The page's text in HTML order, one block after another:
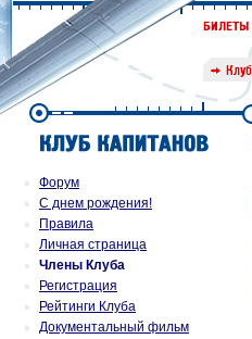
Форум
С днем рождения!
Правила
Личная страница
Члены Клуба
Регистрация
Рейтинги Клуба
Документальный фильм